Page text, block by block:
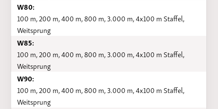
W80:
100 m, 200 m, 400 m, 800 m, 3.000 m, 4x100 m Staffel,
Weitsprung
W85:
100 m, 200 m, 400 m, 800 m, 3.000 m, 4x100 m Staffel,
Weitsprung
W90:
100 m, 200 m, 400 m, 800 m, 3.000 m, 4x100 m Staffel,
Weitsprung